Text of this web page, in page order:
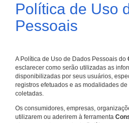
Política de Uso
Pessoais
A Política de Uso de Dados Pessoais do
esclarecer como serão utilizadas as
disponibilizadas por seus usuários,
registros efetuados e as modalidades
coletadas.
Os consumidores, empresas,
utilizarem ou aderirem à ferramenta